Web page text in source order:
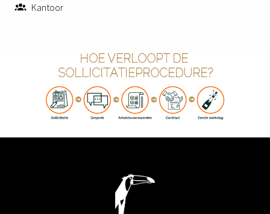
Kantoor
HOE VERLOOPT DE
SOLLICITATIEPROCEDURE?
Homepagina